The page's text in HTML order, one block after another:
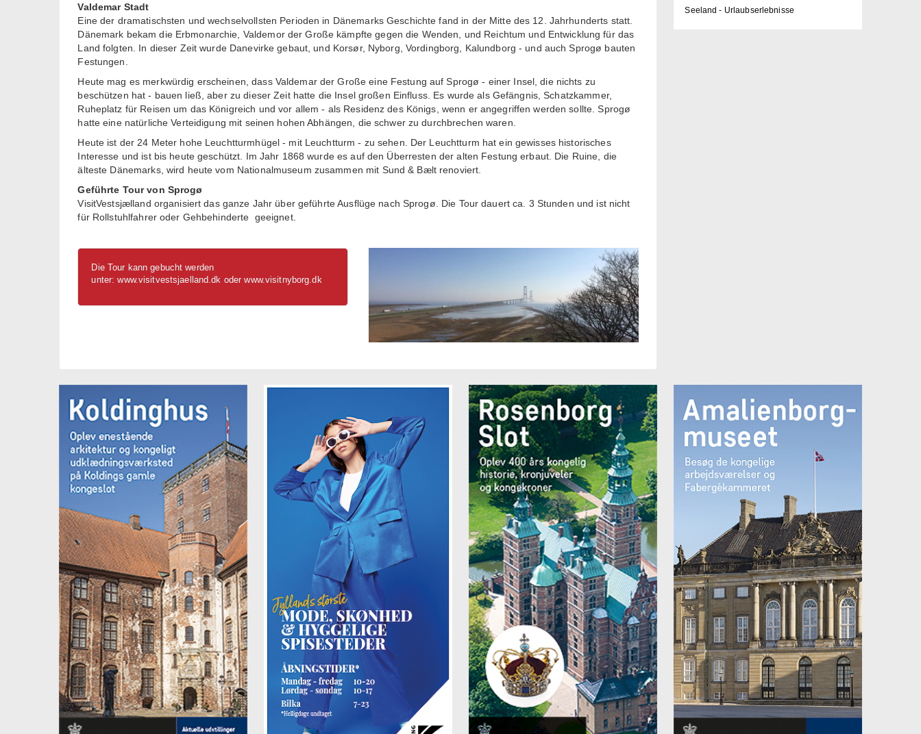
Valdemar Stadt
Eine der dramatischsten und wechselvollsten Perioden in Dänemarks Geschichte fand in der Mitte des 12. Jahrhunderts statt.
Dänemark bekam die Erbmonarchie, Valdemor der Große kämpfte gegen die Wenden, und Reichtum und Entwicklung für das
Land folgten. In dieser Zeit wurde Danevirke gebaut, und Korsør, Nyborg, Vordingborg, Kalundborg - und auch Sprogø bauten
Festungen.
Heute mag es merkwürdig erscheinen, dass Valdemar der Große eine Festung auf Sprogø - einer Insel, die nichts zu
beschützen hat - bauen ließ, aber zu dieser Zeit hatte die Insel großen Einfluss. Es wurde als Gefängnis, Schatzkammer,
Ruheplatz für Reisen um das Königreich und vor allem - als Residenz des Königs, wenn er angegriffen werden sollte. Sprogø
hatte eine natürliche Verteidigung mit seinen hohen Abhängen, die schwer zu durchbrechen waren.
Heute ist der 24 Meter hohe Leuchtturmhügel - mit Leuchtturm - zu sehen. Der Leuchtturm hat ein gewisses historisches
Interesse und ist bis heute geschützt. Im Jahr 1868 wurde es auf den Überresten der alten Festung erbaut. Die Ruine, die
älteste Dänemarks, wird heute vom Nationalmuseum zusammen mit Sund & Bælt renoviert.
Geführte Tour von Sprogø
VisitVestsjælland organisiert das ganze Jahr über geführte Ausflüge nach Sprogø. Die Tour dauert ca. 3 Stunden und ist nicht
für Rollstuhlfahrer oder Gehbehinderte geeignet.
Die Tour kann gebucht werden
unter:www.visitvestsjaelland.dk oderwww.visitnyborg.dk
Seeland - Urlaubserlebnisse